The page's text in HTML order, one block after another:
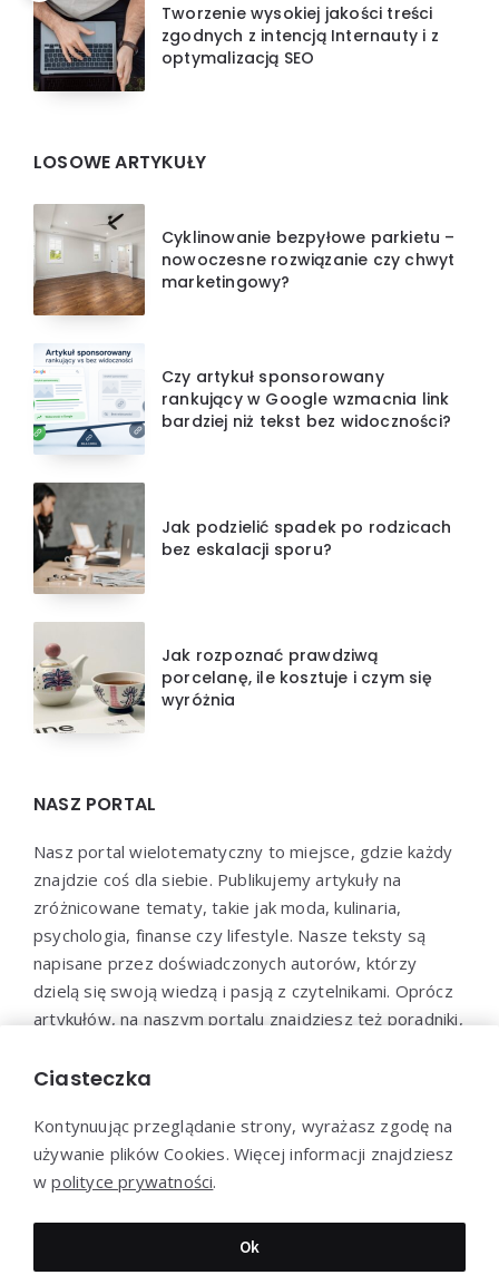
Tworzenie wysokiej jakości treści
zgodnych z intencją Internauty i z
optymalizacją SEO
LOSOWE ARTYKUŁY
Cyklinowanie bezpyłowe parkietu –
nowoczesne rozwiązanie czy chwyt
marketingowy?
Czy artykuł sponsorowany
rankujący w Google wzmacnia link
bardziej niż tekst bez widoczności?
Jak podzielić spadek po rodzicach
bez eskalacji sporu?
Jak rozpoznać prawdziwą
porcelanę, ile kosztuje i czym się
wyróżnia
NASZ PORTAL
Nasz portal wielotematyczny to miejsce, gdzie każdy
znajdzie coś dla siebie. Publikujemy artykuły na
zróżnicowane tematy, takie jak moda, kulinaria,
psychologia, finanse czy lifestyle. Nasze teksty są
napisane przez doświadczonych autorów, którzy
dzielą się swoją wiedzą i pasją z czytelnikami. Oprócz
artykułów, na naszym portalu znajdziesz też poradniki,
to dostarczanie wartościowych treści i inspiracji dla
Dziękujemy za wizytę - SwiatArtykulow.pl © 2023
Ciasteczka
Kontynuując przeglądanie strony, wyrażasz zgodę na
używanie plików Cookies. Więcej informacji znajdziesz
wpolityce prywatności.
Ok